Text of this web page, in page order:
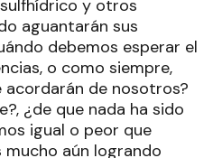
y otros
aguantarán sus
debemos esperar el
o como siempre,
acordarán de nosotros?
¿de que nada ha sido
igual o peor que
mucho aún logrando